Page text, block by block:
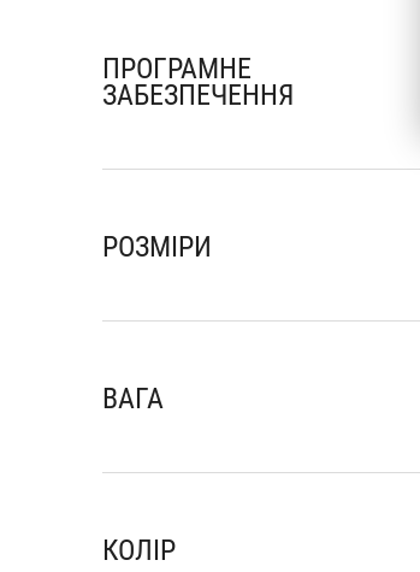
ПРОГРАМНЕ
ЗАБЕЗПЕЧЕННЯ
РОЗМІРИ
ВАГА
КОЛІР